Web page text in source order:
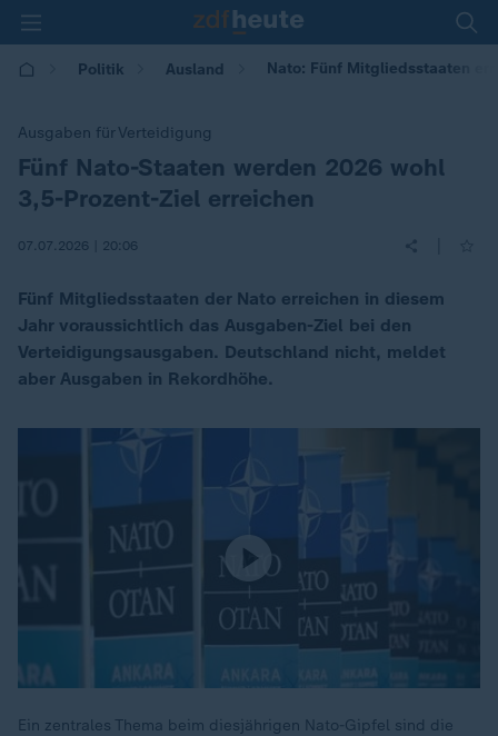
Politik Ausland Nato: Fünf Mitgliedsstaaten
Ausgaben für Verteidigung
:Fünf Nato-Staaten werden 2026 wohl
3,5-Prozent-Ziel erreichen
07.07.2026 | 20:06
Fünf Mitgliedsstaaten der Nato erreichen in diesem
Jahr voraussichtlich das Ausgaben-Ziel bei den
Verteidigungsausgaben. Deutschland nicht, meldet
aber Ausgaben in Rekordhöhe.
Ein zentrales Thema beim diesjährigen Nato-Gipfel sind die